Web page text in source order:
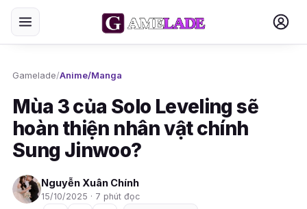
Gamelade/Anime/Manga
Mùa 3 của Solo Leveling sẽ
hoàn thiện nhân vật chính
Sung Jinwoo?
Nguyễn Xuân Chính
15/10/2025 · 7 phút đọc